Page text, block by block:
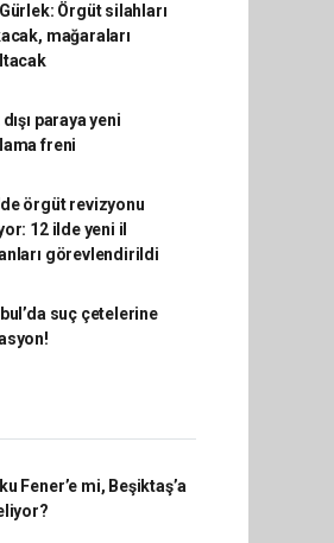
Örgüt silahları
mağaraları
dışı paraya yeni
freni
örgüt revizyonu
12 ilde yeni il
görevlendirildi
suç çetelerine
Fener’e mi, Beşiktaş’a